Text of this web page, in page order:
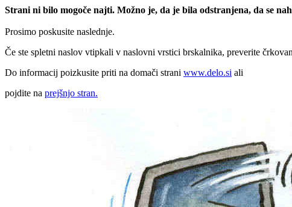
Strani ni bilo mogoče najti. Možno je, da je bila odstranjena, da se
Prosimo poskusite naslednje.
Če ste spletni naslov vtipkali v naslovni vrstici brskalnika, preverite
Do informacij poizkusite priti na domači strani www.delo.si ali
pojdite na prejšnjo stran.